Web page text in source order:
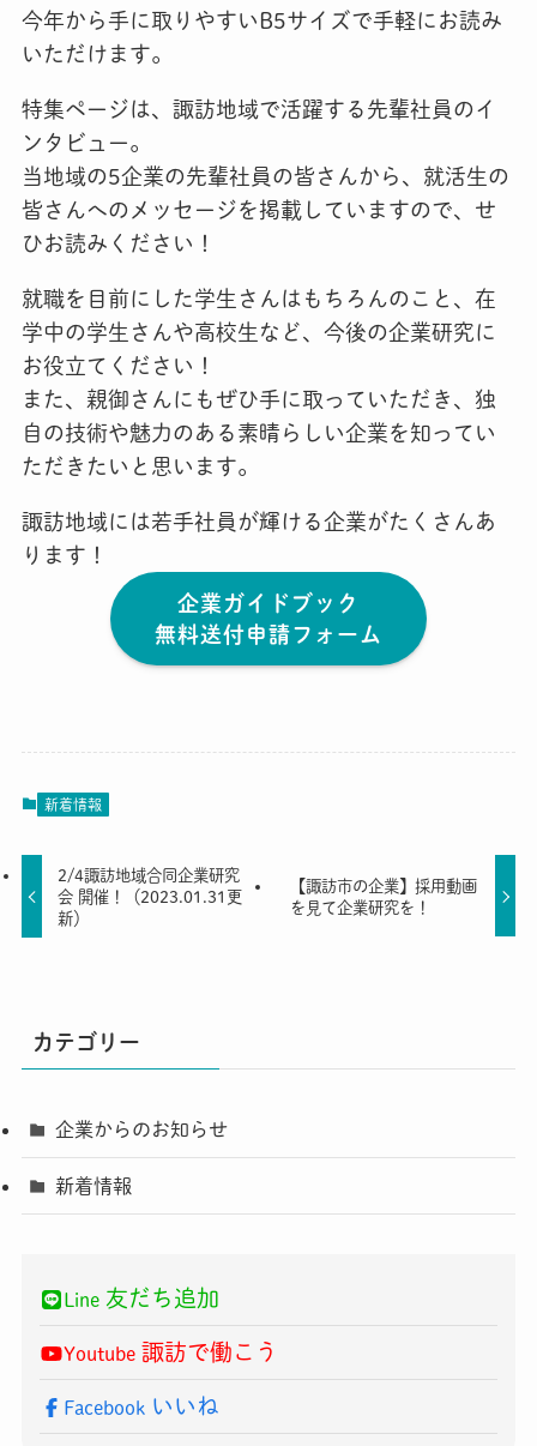
今年から手に取りやすいB5サイズで手軽にお読み
いただけます。
特集ページは、諏訪地域で活躍する先輩社員のイ
ンタビュー。
当地域の5企業の先輩社員の皆さんから、就活生の
皆さんへのメッセージを掲載していますので、せ
ひお読みください！
就職を目前にした学生さんはもちろんのこと、在
学中の学生さんや高校生など、今後の企業研究に
お役立てください！
また、親御さんにもぜひ手に取っていただき、独
自の技術や魅力のある素晴らしい企業を知ってい
ただきたいと思います。
諏訪地域には若手社員が輝ける企業がたくさんあ
ります！
企業ガイドブック
無料送付申請フォーム
新着情報
2/4諏訪地域合同企業研究
会 開催！（2023.01.31更
新）
【諏訪市の企業】採用動画
を見て企業研究を！
カテゴリー
企業からのお知らせ
新着情報
Line 友だち追加
Youtube 諏訪で働こう
Facebook いいね